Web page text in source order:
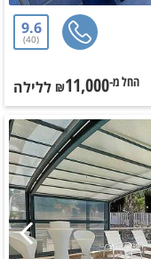
9.6
40
החל מ-₪11,000 ללילה